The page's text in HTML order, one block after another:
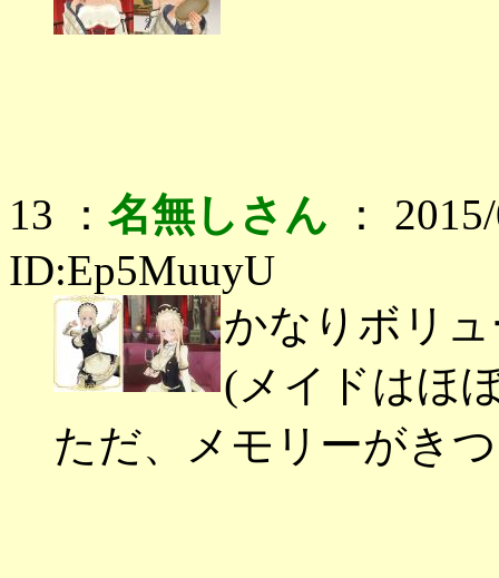
13 ： 名無しさん ：
ID:Ep5MuuyU
かなりボリ
(メイドはほ
ただ、メモリーがき